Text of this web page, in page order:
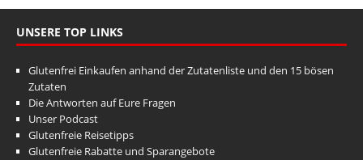
UNSERE TOP LINKS
Glutenfrei Einkaufen anhand der Zutatenliste und den 15 bösen
Zutaten
Die Antworten auf Eure Fragen
Unser Podcast
Glutenfreie Reisetipps
Glutenfreie Rabatte und Sparangebote